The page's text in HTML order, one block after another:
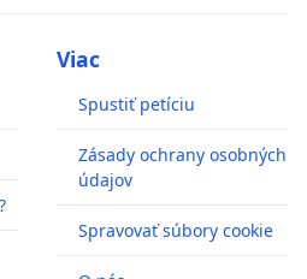
Viac
Spustiť petíciu
Zásady ochrany osobných
údajov
Spravovať súbory cookie